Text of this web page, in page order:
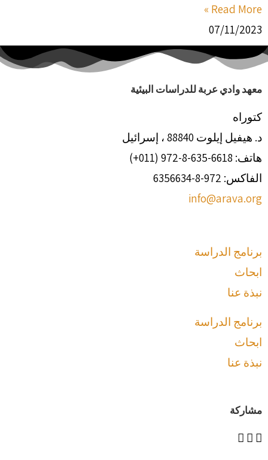
Read More »
07/11/2023
معهد وادي عربة للدراسات البيئية
كتوراه
د. هيفيل إيلوت 88840 ، إسرائيل
هاتف: 6618-635-8-972 (011+)
الفاكس: 972-8-6356634
info@arava.org
برنامج الدراسة
ابحاث
نبذة عنا
برنامج الدراسة
ابحاث
نبذة عنا
مشاركة